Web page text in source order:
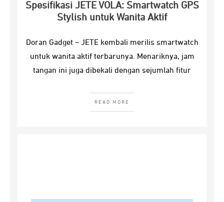
Spesifikasi JETE VOLA: Smartwatch GPS
Stylish untuk Wanita Aktif
Doran Gadget – JETE kembali merilis smartwatch
untuk wanita aktif terbarunya. Menariknya, jam
tangan ini juga dibekali dengan sejumlah fitur
READ MORE